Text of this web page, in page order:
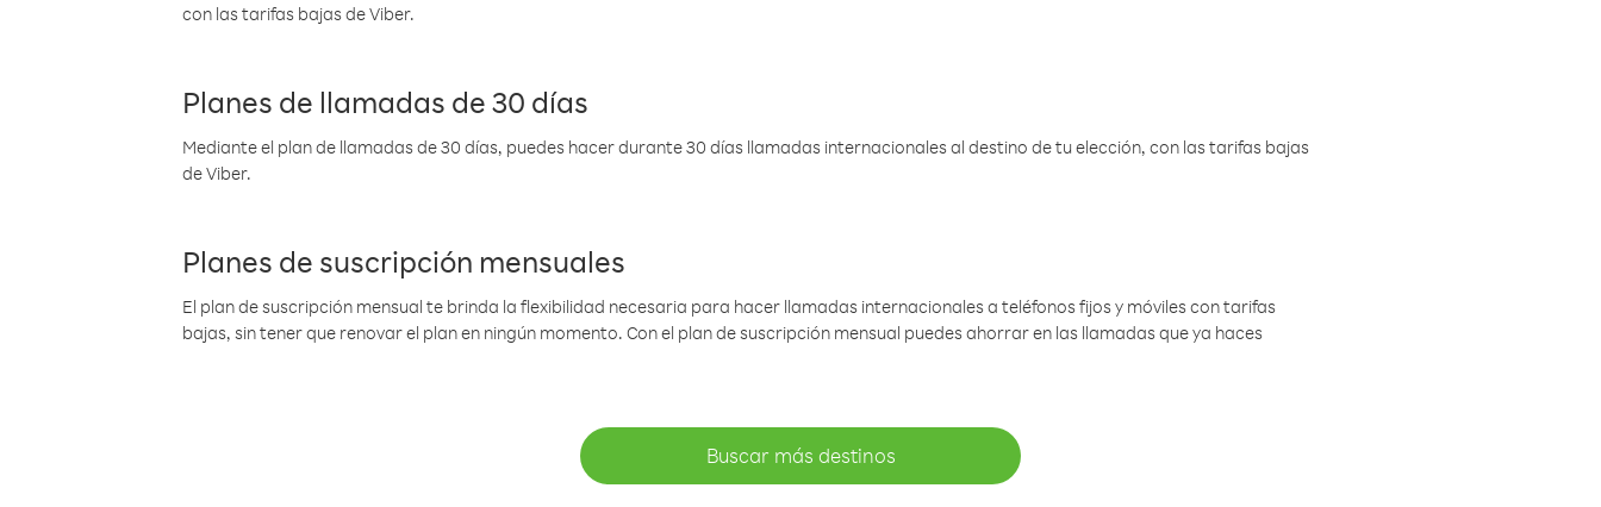
con las tarifas bajas de Viber.
Planes de llamadas de 30 días
Mediante el plan de llamadas de 30 días, puedes hacer durante 30 días llamadas internacionales al destino de tu elección, con las tarifas bajas
de Viber.
Planes de suscripción mensuales
El plan de suscripción mensual te brinda la flexibilidad necesaria para hacer llamadas internacionales a teléfonos fijos y móviles con tarifas
bajas, sin tener que renovar el plan en ningún momento. Con el plan de suscripción mensual puedes ahorrar en las llamadas que ya haces
Buscar más destinos